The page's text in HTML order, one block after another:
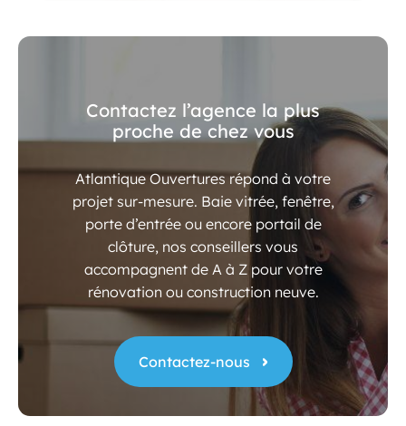
Contactez l’agence la plus
proche de chez vous
Atlantique Ouvertures répond à votre
projet sur-mesure. Baie vitrée, fenêtre,
porte d’entrée ou encore portail de
clôture, nos conseillers vous
accompagnent de A à Z pour votre
rénovation ou construction neuve.
Contactez-nous